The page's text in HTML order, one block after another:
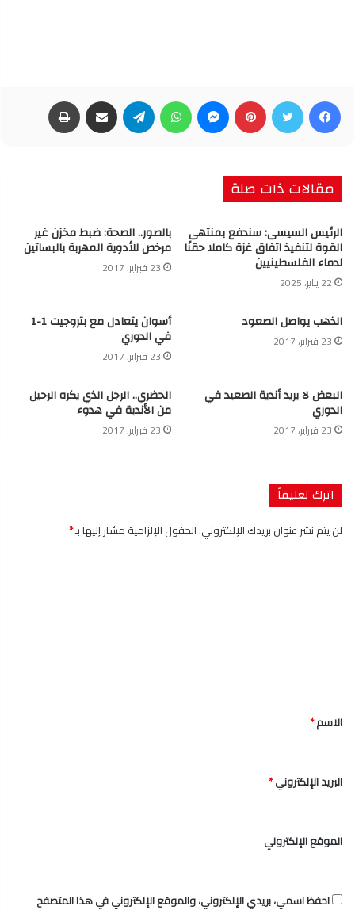
فيسبوك تويتر بينتيريست ماسنجر واتساب تيلقرام مشاركة عبر البريد
مقالات ذات صلة
الرئيس السيسى: سندفع بمنتهى
القوة لتنفيذ اتفاق غزة كاملا حقنًا
لدماء الفلسطينيين
22 يناير، 2025
بالصور.. الصحة: ضبط مخزن غير
مرخص للأدوية المهربة بالبساتين
23 فبراير، 2017
الذهب يواصل الصعود
23 فبراير، 2017
أسوان يتعادل مع بتروجيت 1-1
في الدوري
23 فبراير، 2017
البعض لا يريد أندية الصعيد في
الدوري
23 فبراير، 2017
الحضري.. الرجل الذي يكره الرحيل
من الأندية في هدوء
23 فبراير، 2017
اترك تعليقاً
لن يتم نشر عنوان بريدك الإلكتروني.الحقول الإلزامية مشار إليها بـ*
*
الاسم*
البريد الإلكتروني*
الموقع الإلكتروني
احفظ اسمي، بريدي الإلكتروني، والموقع الإلكتروني في هذا المتصفح